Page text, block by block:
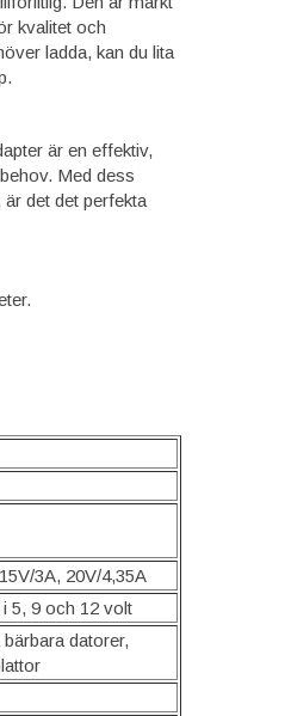
kvalitet och
ladda, kan du lita
är en effektiv,
Med dess
det det perfekta
3A, 20V/4,35A
5, 9 och 12 volt
datorer,